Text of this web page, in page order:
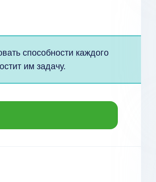
способности каждого
им задачу.